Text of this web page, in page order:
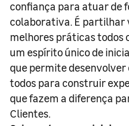
confiança para atuar de
colaborativa. É partilhar
melhores práticas todos
um espírito único de
que permite desenvolver
todos para construir
que fazem a diferença
Clientes.